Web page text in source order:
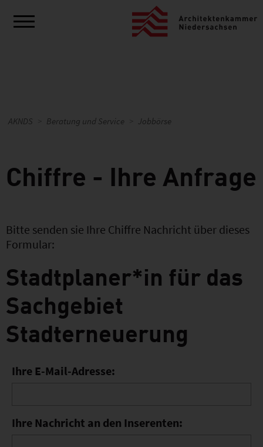
AKNDS Beratung und Service Jobbörse
Chiffre - Ihre Anfrage
Bitte senden sie Ihre Chiffre Nachricht über dieses
Formular:
Stadtplaner*in für das
Sachgebiet
Stadterneuerung
Ihre E-Mail-Adresse:
Ihre Nachricht an den Inserenten: